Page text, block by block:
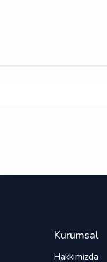
Kurumsal
Hakkımızda